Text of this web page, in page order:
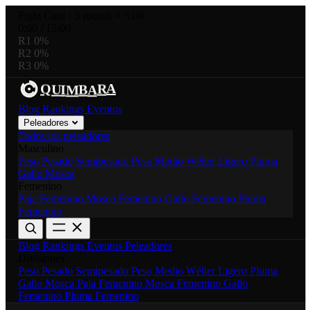
R1 0%
R2 0%
R3 0%
QUIMBARA
Blog Rankings Eventos
Peleadores
Todos los peleadores
Peso Pesado Semipesado Peso Medio WélterLigero Pluma
Gallo Mosca
Paja Femenino Mosca Femenino Gallo Femenino Pluma
Femenino
Blog Rankings Eventos Peleadores
Peso Pesado Semipesado Peso Medio WélterLigero Pluma
Gallo Mosca Paja Femenino Mosca Femenino Gallo
Femenino Pluma Femenino